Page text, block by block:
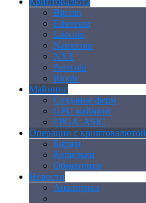
Bitcoin
Ethereum
Litecoin
Namecoin
NXT
Peercoin
Ripple
Майнинг
Создание ферм
GPU майнинг
FPGA, ASIC
Операции с криптовалютой
Биржи
Кошельки
Обменники
Новости
Аналитика